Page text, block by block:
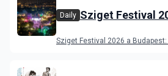
Daily Sziget Festival
Sziget Festival 2026 a